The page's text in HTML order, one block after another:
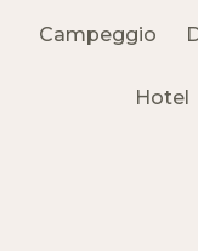
Campeggio
Hotel